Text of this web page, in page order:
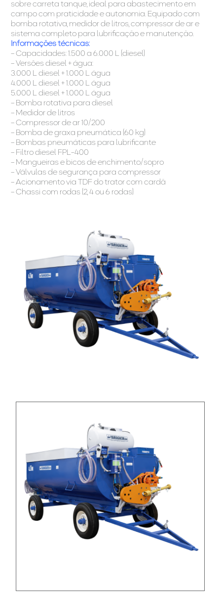
sobre carreta tanque, ideal para abastecimento em
campo com praticidade e autonomia. Equipado com
bomba rotativa, medidor de litros, compressor de ar e
sistema completo para lubrificação e manutenção.
Informações técnicas:
– Capacidades: 1.500 a 6.000 L (diesel)
– Versões diesel + água:
3.000 L diesel + 1.000 L água
4.000 L diesel + 1.000 L água
5.000 L diesel + 1.000 L água
– Bomba rotativa para diesel
– Medidor de litros
– Compressor de ar 10/200
– Bomba de graxa pneumática (60 kg)
– Bombas pneumáticas para lubrificante
– Filtro diesel FPL-400
– Mangueiras e bicos de enchimento/sopro
– Válvulas de segurança para compressor
– Acionamento via TDF do trator com cardã
– Chassi com rodas (2, 4 ou 6 rodas)